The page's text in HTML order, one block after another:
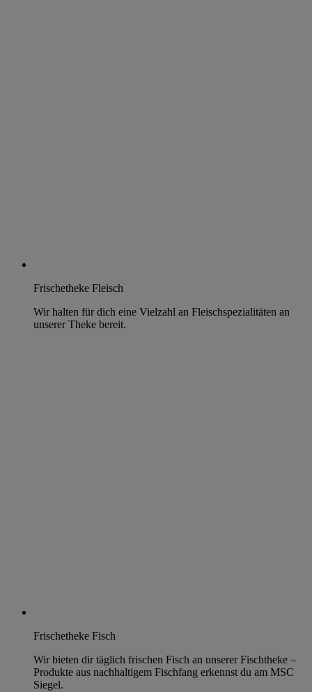
Frischetheke Fleisch
Wir halten für dich eine Vielzahl an Fleischspezialitäten an
unserer Theke bereit.
Frischetheke Fisch
Wir bieten dir täglich frischen Fisch an unserer Fischtheke –
Produkte aus nachhaltigem Fischfang erkennst du am MSC
Siegel.